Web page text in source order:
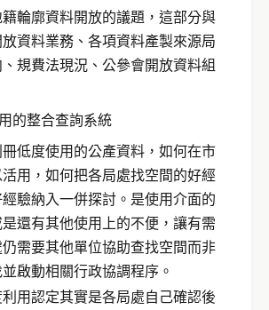
輪廓資料開放的議題，這部分與
資料業務、各項資料產製來源局
規費法現況、公參會開放資料組
的整合查詢系統
低度使用的公產資料，如何在市
用，如何把各局處找空間的好經
驗納入一併探討。是使用介面的
還有其他使用上的不便，讓有需
需要其他單位協助查找空間而非
啟動相關行政協調程序。
用認定其實是各局處自己確認後